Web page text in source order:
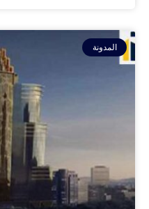
المدونة